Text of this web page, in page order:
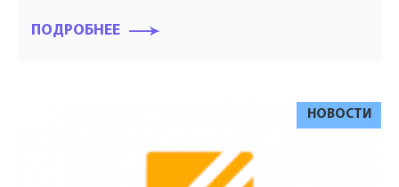
ПОДРОБНЕЕ
НОВОСТИ